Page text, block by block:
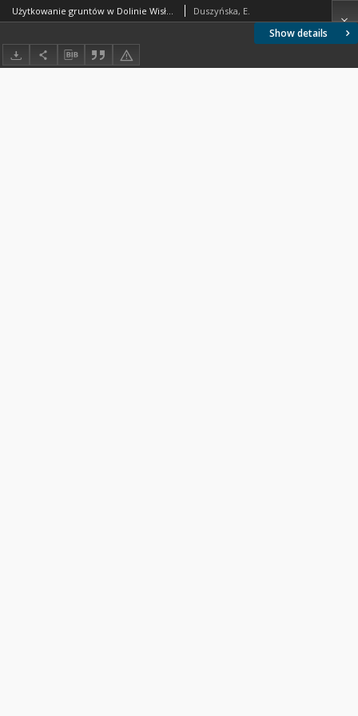
Show details
Użytkowanie gruntów w Dolinie Wisły od Kazimierza po Dęblin Duszyńska, E.